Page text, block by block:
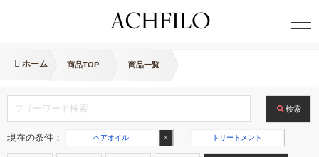
ホーム 商品TOP 商品一覧
検索
現在の条件： ヘアオイル × トリートメント